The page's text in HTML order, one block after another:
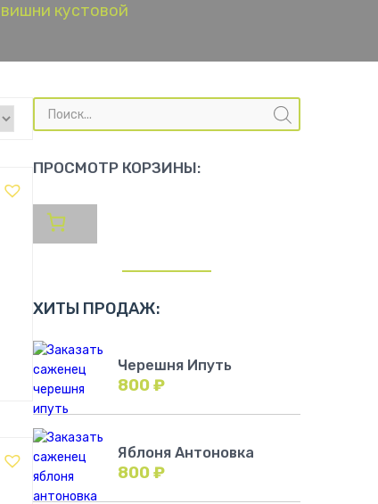
кустовой
Поиск
товаров
ПРОСМОТР КОРЗИНЫ:
ХИТЫ ПРОДАЖ:
Черешня Ипуть
800₽
Яблоня Антоновка
800₽